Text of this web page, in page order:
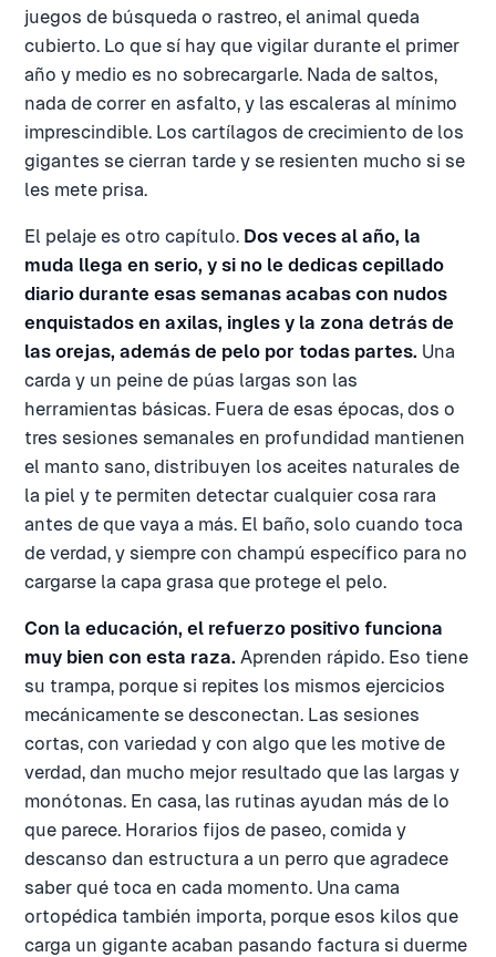
juegos de búsqueda o rastreo, el animal queda
cubierto. Lo que sí hay que vigilar durante el primer
año y medio es no sobrecargarle. Nada de saltos,
nada de correr en asfalto, y las escaleras al mínimo
imprescindible. Los cartílagos de crecimiento de los
gigantes se cierran tarde y se resienten mucho si se
les mete prisa.
El pelaje es otro capítulo. Dos veces al año, la
muda llega en serio, y si no le dedicas cepillado
diario durante esas semanas acabas con nudos
enquistados en axilas, ingles y la zona detrás de
las orejas, además de pelo por todas partes. Una
carda y un peine de púas largas son las
herramientas básicas. Fuera de esas épocas, dos o
tres sesiones semanales en profundidad mantienen
el manto sano, distribuyen los aceites naturales de
la piel y te permiten detectar cualquier cosa rara
antes de que vaya a más. El baño, solo cuando toca
de verdad, y siempre con champú específico para no
cargarse la capa grasa que protege el pelo.
Con la educación, el refuerzo positivo funciona
muy bien con esta raza. Aprenden rápido. Eso tiene
su trampa, porque si repites los mismos ejercicios
mecánicamente se desconectan. Las sesiones
cortas, con variedad y con algo que les motive de
verdad, dan mucho mejor resultado que las largas y
monótonas. En casa, las rutinas ayudan más de lo
que parece. Horarios fijos de paseo, comida y
descanso dan estructura a un perro que agradece
saber qué toca en cada momento. Una cama
ortopédica también importa, porque esos kilos que
carga un gigante acaban pasando factura si duerme